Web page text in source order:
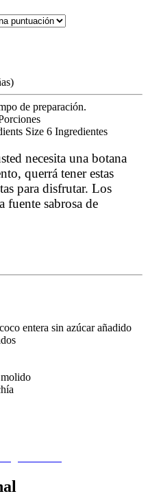
de preparación.
6 Ingredientes
necesita una botana
querrá tener estas
para disfrutar. Los
fuente sabrosa de
entera sin azúcar añadido
molido